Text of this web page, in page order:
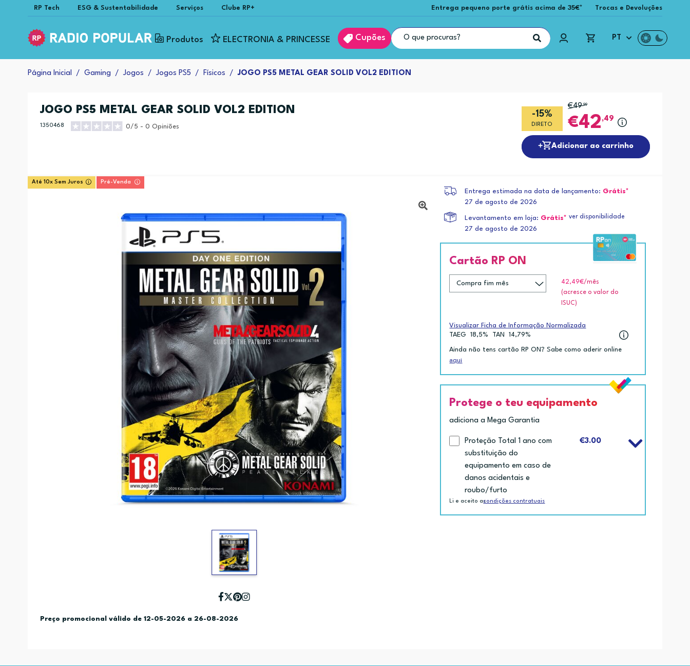
RP Tech ESG & Sustentabilidade Serviços Clube RP+ Entrega pequeno porte grátis acima de 35€* Trocas e Devoluções
Produtos ELECTRONIA & PRINCESSE Cupões PT
Página Inicial Gaming Jogos Jogos PS5 Físicos JOGO PS5 METAL GEAR SOLID VOL2 EDITION
JOGO PS5 METAL GEAR SOLID VOL2 EDITION
1350468 0/5 - 0 Opiniões
-15%
DIRETO
€49,99
42 ,49
Adicionar ao carrinho
Até 10x Sem Juros Pré-Venda
Preço promocional válido de 12-05-2026 a 26-08-2026
Entrega estimada na data de lançamento:
27 de agosto de 2026
Grátis*
Levantamento em loja:
27 de agosto de 2026
Grátis* ver disponibilidade
Cartão RP ON
42,49€/mês
(acresce o valor do
ISUC)
Visualizar Ficha de Informação Normalizada
TAEG
18,5% TAN 14,79%
Ainda não tens cartão RP ON? Sabe como aderir online
aqui
Protege o teu equipamento
adiciona a Mega Garantia
Proteção Total 1 ano com
substituição do
equipamento em caso de
danos acidentais e
roubo/furto
€3.00
Li e aceito ascondições contratuais